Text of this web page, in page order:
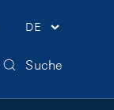
DE
Suche